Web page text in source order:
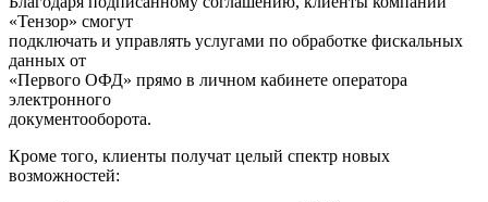
«Тензор» смогут
подключать и управлять услугами по обработке фискальных
данных от
«Первого ОФД» прямо в личном кабинете оператора
электронного
документооборота.
Кроме того, клиенты получат целый спектр новых
возможностей: